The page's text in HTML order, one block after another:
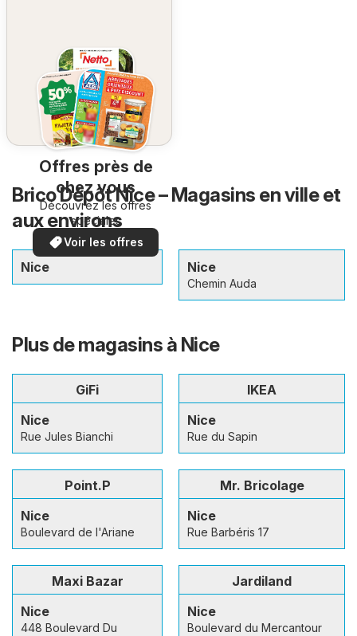
Offres près de
chez vous
Découvrez les offres
spéciales
Voir les offres
Brico Dépôt Nice – Magasins en ville et
aux environs
Nice Nice
Chemin Auda
Plus de magasins à Nice
GiFi
Nice
Rue Jules Bianchi
IKEA
Nice
Rue du Sapin
Point.P
Nice
Boulevard de l'Ariane
Mr. Bricolage
Nice
Rue Barbéris 17
Maxi Bazar
Nice
448 Boulevard Du
Jardiland
Nice
Boulevard du Mercantour